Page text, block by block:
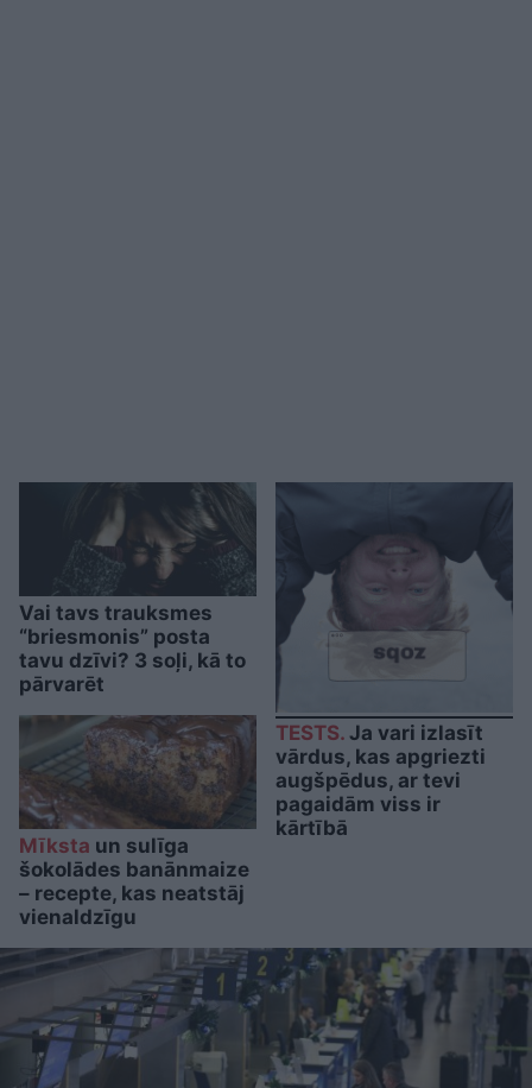
Vai tavs trauksmes
“briesmonis” posta
tavu dzīvi? 3 soļi, kā to
pārvarēt
Mīksta un sulīga
šokolādes banānmaize
– recepte, kas neatstāj
vienaldzīgu
TESTS. Ja vari izlasīt
vārdus, kas apgriezti
augšpēdus, ar tevi
pagaidām viss ir
kārtībā